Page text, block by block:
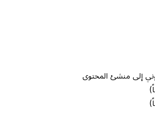
إلى منشئ المحتوى